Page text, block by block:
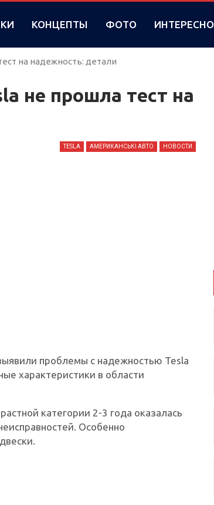
КОНЦЕПТЫ ФОТО ИНТЕРЕСНО
на надежность: детали
не прошла тест на
TESLA АМЕРИКАНСЬКІ АВТО НОВОСТИ
проблемы с надежностью Tesla
характеристики в области
категории 2-3 года оказалась
Особенно